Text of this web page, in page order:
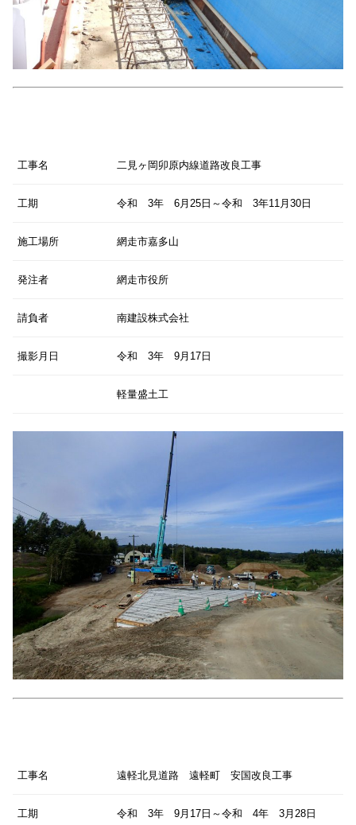
工事名 二見ヶ岡卯原内線道路改良工事
工期 令和 3年 6月25日～令和 3年11月30日
施工場所 網走市嘉多山
発注者 網走市役所
請負者 南建設株式会社
撮影月日 令和 3年 9月17日
軽量盛土工
工事名 遠軽北見道路 遠軽町 安国改良工事
工期 令和 3年 9月17日～令和 4年 3月28日